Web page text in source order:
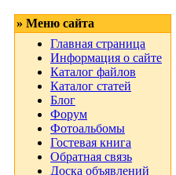
» Меню сайта
Главная страница
Информация о сайте
Каталог файлов
Каталог статей
Блог
Форум
Фотоальбомы
Гостевая книга
Обратная связь
Доска объявлений